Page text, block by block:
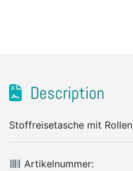
Description
Stoffreisetasche mit Rollen
Artikelnummer: